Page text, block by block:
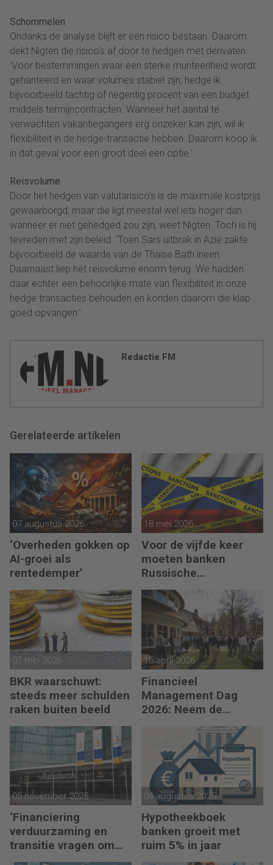
Schommelen
Ondanks de analyse blijft er een risico bestaan. Daarom
dekt Nigten die risico’s af door te hedgen met derivaten.
‘Voor bestemmingen waar een sterke munteenheid wordt
gehanteerd en waar volumes stabiel zijn, hedge ik
bijvoorbeeld tachtig of negentig procent van een budget
middels termijncontracten. Wanneer het aantal te
verwachten vakantiegangers erg onzeker kan zijn, wil ik
flexibiliteit in de hedge-transactie hebben. Daarom koop ik
in dat geval voor een groot deel een optie.’
Reisvolume
Door het hedgen van valutarisico’s is de maximale kostprijs
gewaarborgd, maar die ligt meestal wel iets hoger dan
wanneer er niet gehedged zou zijn, weet Nigten. Toch is hij
tevreden met zijn beleid. ‘Toen Sars uitbrak in Azië zakte
bijvoorbeeld de waarde van de Thaise Bath ineen.
Daarnaast liep het reisvolume enorm terug. We hadden
daar echter een behoorlijke mate van flexibiliteit in onze
hedge transacties behouden en konden daarom die klap
goed opvangen.’
Redactie FM
Gerelateerde artikelen
07 augustus 2026
‘Overheden gokken op
AI-groei als
rentedemper’
18 mei 2026
Voor de vijfde keer
moeten banken
Russische
bankgegoeden
melden
07 mei 2026
BKR waarschuwt:
steeds meer schulden
raken buiten beeld
16 april 2026
Financieel
Management Dag
2026: Neem de
toekomst in eigen
05 november 2025
‘Financiering
verduurzaming en
transitie vragen om
minder regels’
04 augustus 2025
Hypotheekboek
banken groeit met
ruim 5% in jaar